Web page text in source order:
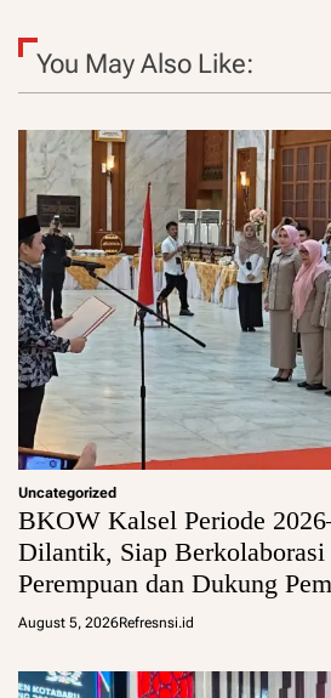
You May Also Like:
Uncategorized
BKOW Kalsel Periode
Dilantik, Siap
Perempuan dan Dukung
August 5, 2026Refresnsi.id